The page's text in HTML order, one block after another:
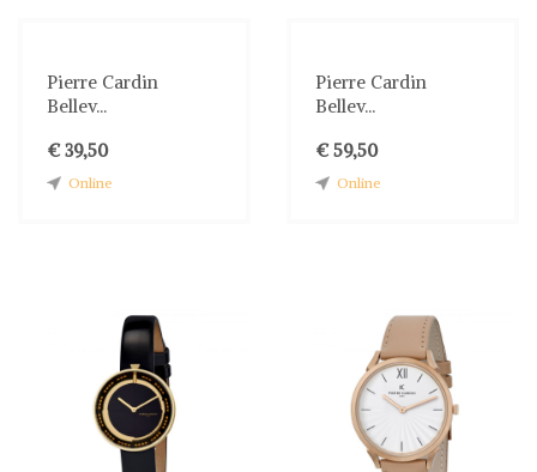
Pierre Cardin
Bellev...
€ 39,50
Online
Pierre Cardin
Bellev...
€ 59,50
Online